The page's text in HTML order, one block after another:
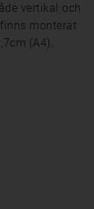
vertikal och
monterat
(A4).